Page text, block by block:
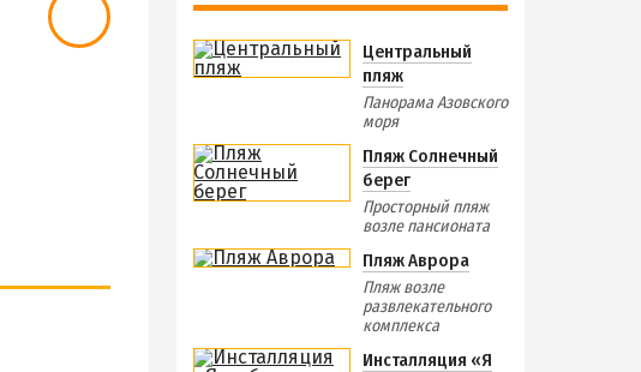
Центральный
пляж
Панорама Азовского
моря
Пляж Солнечный
берег
Просторный пляж
возле пансионата
Пляж Аврора
Пляж возле
развлекательного
комплекса
Инсталляция «Я